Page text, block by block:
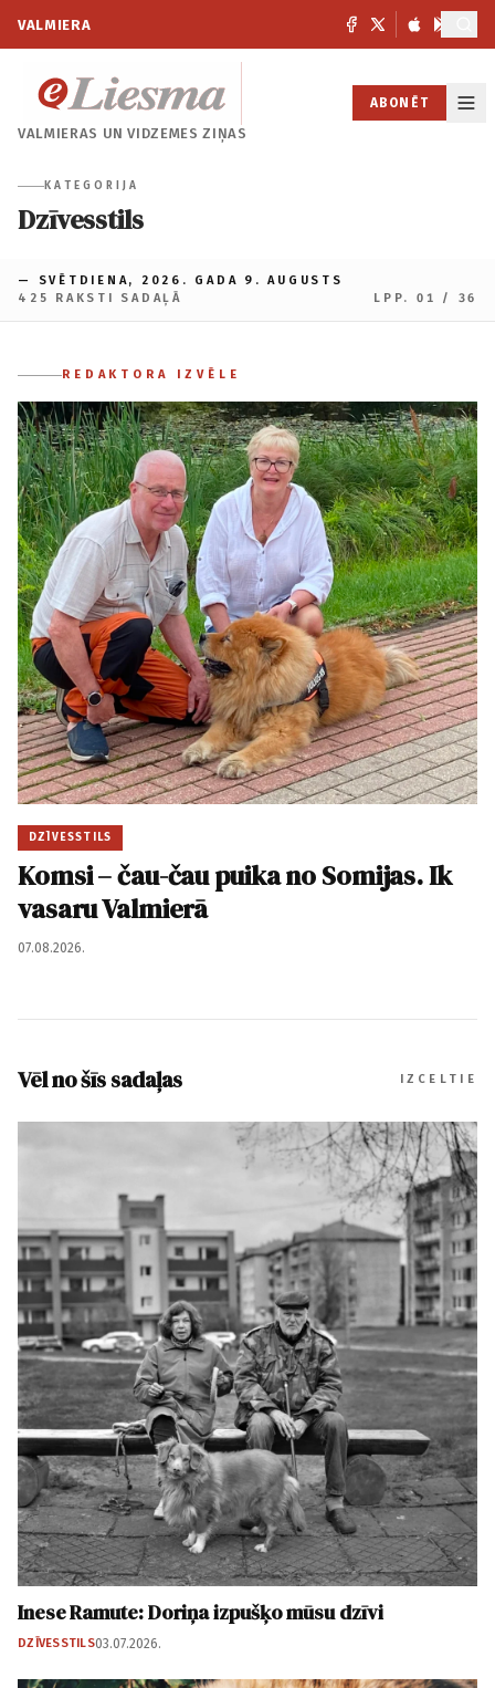
VALMIERA
VALMIERAS UNVIDZEMES ZIŅAS
ABONĒT
KATEGORIJA
Dzīvesstils
— SVĒTDIENA, 2026. GADA 9. AUGUSTS
425 RAKSTI SADAĻĀ
LPP. 01 / 36
REDAKTORA IZVĒLE
DZĪVESSTILS
Komsi – čau-čau puika no Somijas. Ik
vasaru Valmierā
07.08.2026.
Vēl no šīs sadaļas IZCELTIE
Inese Ramute: Doriņa izpušķo mūsu dzīvi
DZĪVESSTILS03.07.2026.